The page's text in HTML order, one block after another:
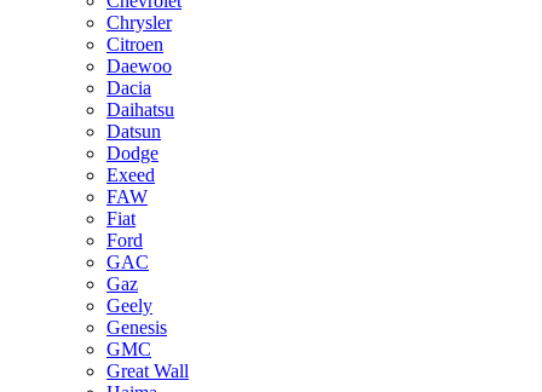
Chrysler
Citroen
Daewoo
Dacia
Daihatsu
Datsun
Dodge
Exeed
FAW
Fiat
Ford
GAC
Gaz
Geely
Genesis
GMC
Great Wall